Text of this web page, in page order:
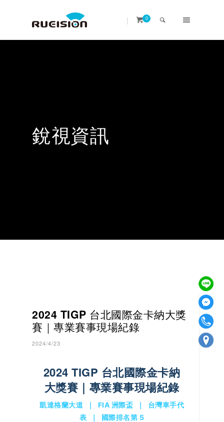
| 0
銳視資訊
2024 TIGP 台北國際金卡納大獎
賽｜專業賽事現場紀錄
2024/4/23
2024 TIGP 台北國際金卡納
大獎賽｜專業賽事現場紀錄
凱達格蘭大道 ｜ FIA 洲際盃 ｜ 台灣車手代
表 ｜ 國際排名第 5